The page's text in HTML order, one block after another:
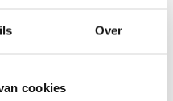
Over
cookies
te signaleren en
waaronder
ferritine en vitamine
inzichten in de